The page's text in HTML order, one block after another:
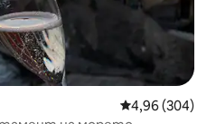
Средна
4,96 (304)